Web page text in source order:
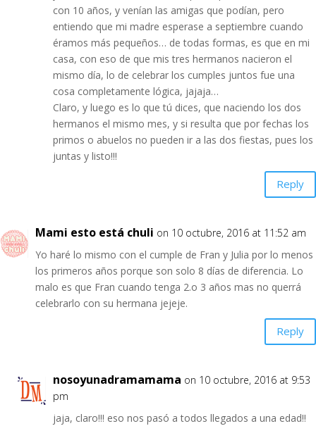
con 10 años, y venían las amigas que podían, pero
entiendo que mi madre esperase a septiembre cuando
éramos más pequeños… de todas formas, es que en mi
casa, con eso de que mis tres hermanos nacieron el
mismo día, lo de celebrar los cumples juntos fue una
cosa completamente lógica, jajaja…
Claro, y luego es lo que tú dices, que naciendo los dos
hermanos el mismo mes, y si resulta que por fechas los
primos o abuelos no pueden ir a las dos fiestas, pues los
juntas y listo!!!
Reply
Mami esto está chuli on 10 octubre, 2016 at 11:52 am
Yo haré lo mismo con el cumple de Fran y Julia por lo menos
los primeros años porque son solo 8 días de diferencia. Lo
malo es que Fran cuando tenga 2.o 3 años mas no querrá
celebrarlo con su hermana jejeje.
Reply
nosoyunadramamama on 10 octubre, 2016 at 9:53
pm
jaja, claro!!! eso nos pasó a todos llegados a una edad!!